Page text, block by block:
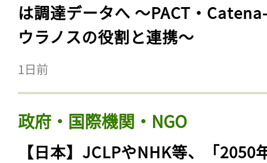
は調達データへ 〜PACT・
ウラノスの役割と連携〜
1日前
政府・国際機関・NGO
【日本】JCLPやNHK等、「2050